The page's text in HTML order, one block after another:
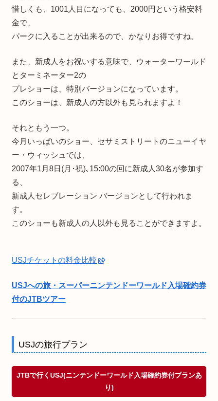
惜しくも、1001人目になっても、2000円という格安料
金で、
パークに入ることが出来るので、かなりお得ですね。
また、新成人をお祝いする意味で、ウォーターワールド
とターミネーター2の
プレショーは、特別バージョンになっています。
このショーは、新成人の方以外も見られますよ！
それともう一つ。
今月いっぱいのショー、セサミストリートのニューイヤ
ー・ウィッシュでは、
2007年1月8日(月･祝)､15:00の回に新成人30名が参加す
る、
新成人セレブレーション バージョンとして行われま
す。
このショーも新成人の人以外も見ることができますよ。
USJチケットの料金比較
USJへの旅・スーパーニンテンドーワールド入場確約券
付のJTBツアー
USJの旅行プラン
JTBで行くUSJ(ニンテンドーワールド入場確約券付プランあ
り)